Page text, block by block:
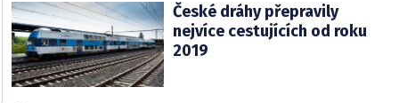
České dráhy přepravily
nejvíce cestujících od roku
2019